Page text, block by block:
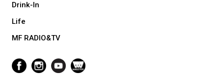
Drink-In
Life
MF RADIO&TV